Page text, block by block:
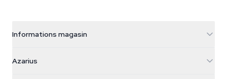
Informations magasin
Galvaniweg 11
Azarius